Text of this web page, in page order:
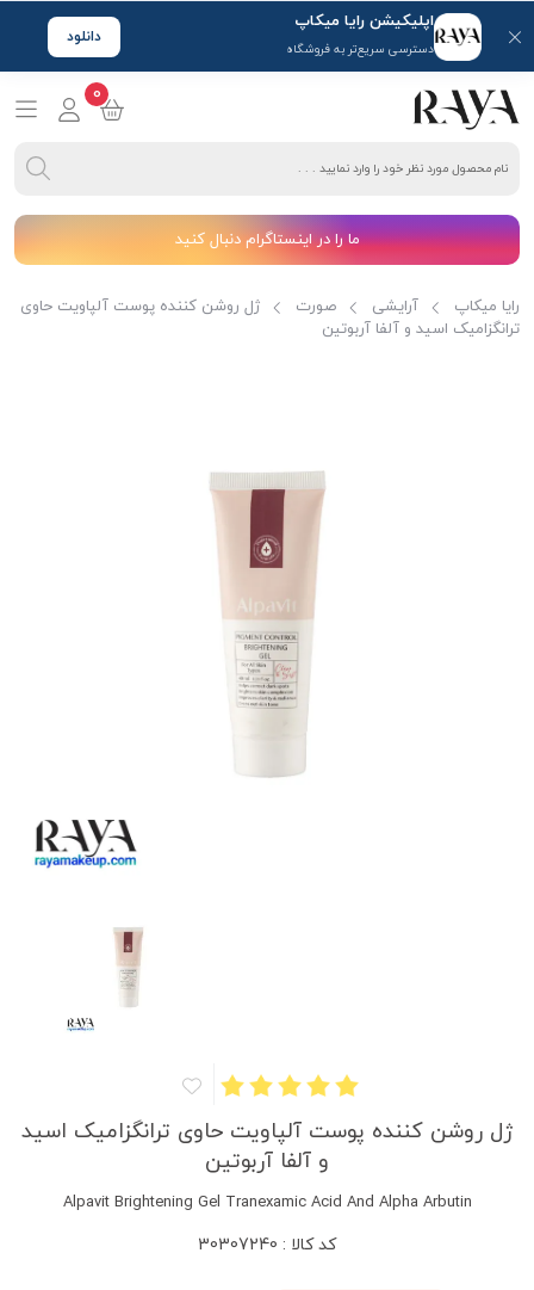
اپلیکیشن رایا میکاپ
دسترسی سریع‌تر به فروشگاه
دانلود
0
ما را در اینستاگرام دنبال کنید
رایا میکاپ آرایشی صورت
ژل روشن کننده پوست آلپاویت حاوی
ترانگزامیک اسید و آلفا آربوتین
ژل روشن کننده پوست آلپاویت حاوی ترانگزامیک اسید
و آلفا آربوتین
Alpavit Brightening Gel Tranexamic Acid And Alpha Arbutin
کد کالا : 30307240